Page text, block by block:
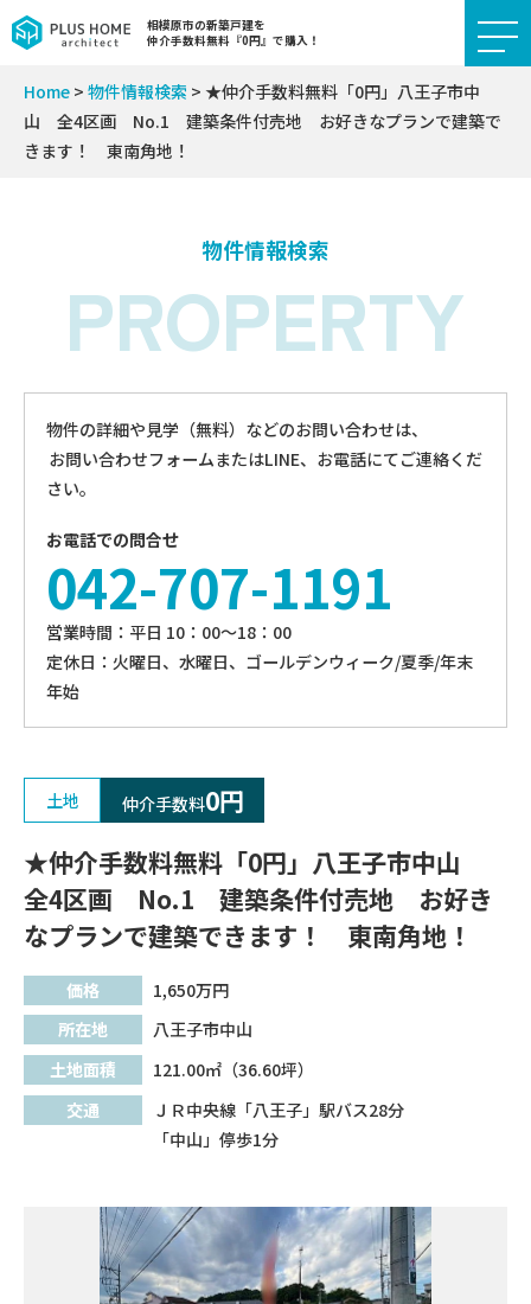
相模原市の新築戸建を
仲介手数料無料『0円』で購入！
Home > 物件情報検索 > ★仲介手数料無料「0円」八王子市中
山 全4区画 No.1 建築条件付売地 お好きなプランで建築で
きます！ 東南角地！
物件情報検索
PROPERTY
物件の詳細や見学（無料）などのお問い合わせは、
お問い合わせフォームまたはLINE、お電話にてご連絡くだ
さい。
お電話での問合せ
042-707-1191
営業時間：平⽇ 10：00〜18：00
定休⽇：火曜日、⽔曜⽇、ゴールデンウィーク/夏季/年末
年始
土地 仲介手数料0円
★仲介手数料無料「0円」八王子市中山
全4区画 No.1 建築条件付売地 お好き
なプランで建築できます！ 東南角地！
価格 1,650万円
所在地
八王子市中山
土地面積
121.00㎡（36.60坪）
交通
ＪＲ中央線「八王子」駅バス28分
「中山」停歩1分